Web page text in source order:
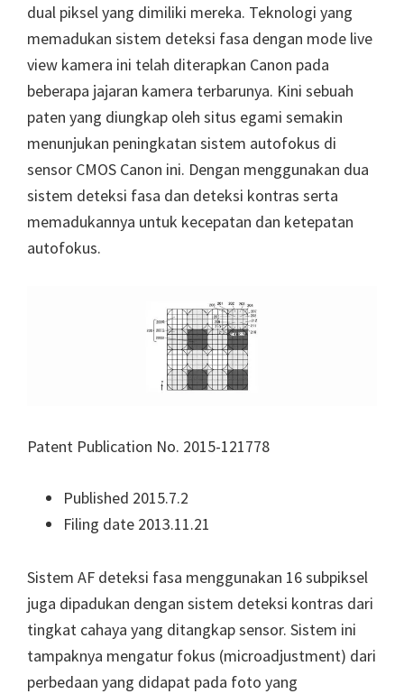
dual piksel yang dimiliki mereka. Teknologi yang
memadukan sistem deteksi fasa dengan mode live
view kamera ini telah diterapkan Canon pada
beberapa jajaran kamera terbarunya. Kini sebuah
paten yang diungkap oleh situs egami semakin
menunjukan peningkatan sistem autofokus di
sensor CMOS Canon ini. Dengan menggunakan dua
sistem deteksi fasa dan deteksi kontras serta
memadukannya untuk kecepatan dan ketepatan
autofokus.
Patent Publication No. 2015-121778
Published 2015.7.2
Filing date 2013.11.21
Sistem AF deteksi fasa menggunakan 16 subpiksel
juga dipadukan dengan sistem deteksi kontras dari
tingkat cahaya yang ditangkap sensor. Sistem ini
tampaknya mengatur fokus (microadjustment) dari
perbedaan yang didapat pada foto yang